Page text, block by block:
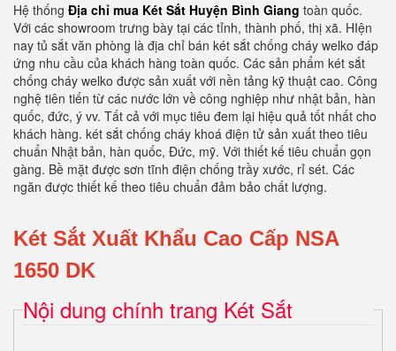
Hệ thống Địa chỉ mua Két Sắt Huyện Bình Giang toàn quốc.
Với các showroom trưng bày tại các tỉnh, thành phố, thị xã. HIện
nay tủ sắt văn phòng là địa chỉ bán két sắt chống cháy welko đáp
ứng nhu cầu của khách hàng toàn quốc. Các sản phẩm két sắt
chống cháy welko được sản xuất với nền tảng kỹ thuật cao. Công
nghệ tiên tiến từ các nước lớn về công nghiệp như nhật bản, hàn
quốc, đức, ý vv. Tất cả với mục tiêu đem lại hiệu quả tốt nhất cho
khách hàng. két sắt chống cháy khoá điện tử sản xuất theo tiêu
chuẩn Nhật bản, hàn quốc, Đức, mỹ. Với thiết kế tiêu chuẩn gọn
gàng. Bề mặt được sơn tĩnh điện chống trầy xước, rỉ sét. Các
ngăn được thiết kế theo tiêu chuẩn đảm bảo chất lượng.
Két Sắt Xuất Khẩu Cao Cấp NSA
1650 DK
Nội dung chính trang Két Sắt